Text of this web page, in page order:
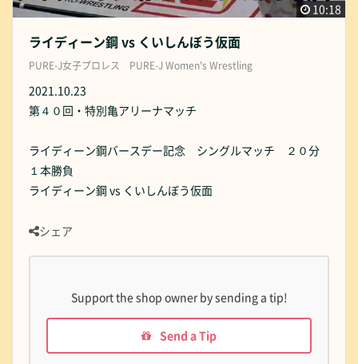
10:18
ライディーン鋼 vs くいしんぼう仮面
PURE-J女子プロレス PURE-J Women's Wrestling
2021.10.23
第４０回・特別亀アリーナマッチ
ライディーン鋼バースデー記念 シングルマッチ ２０分
１本勝負
ライディーン鋼 vs くいしんぼう仮面
シェア
Support the shop owner by sending a tip!
Send a Tip